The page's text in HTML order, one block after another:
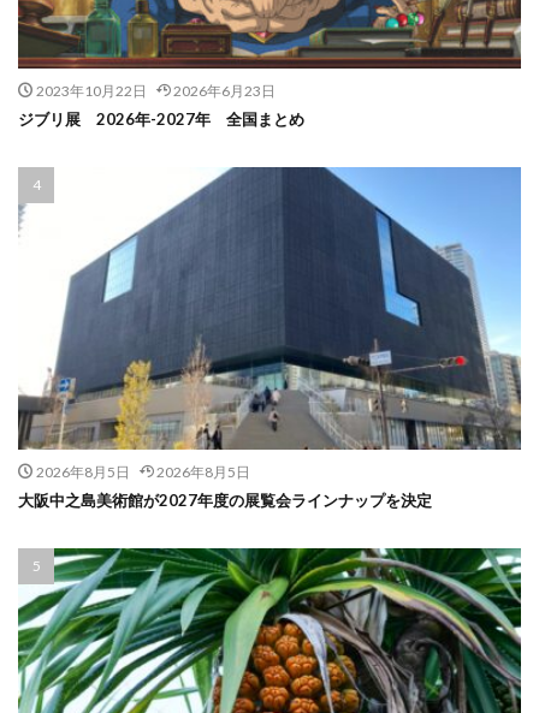
2023年10月22日 2026年6月23日
ジブリ展 2026年-2027年 全国まとめ
2026年8月5日 2026年8月5日
大阪中之島美術館が2027年度の展覧会ラインナップを決定